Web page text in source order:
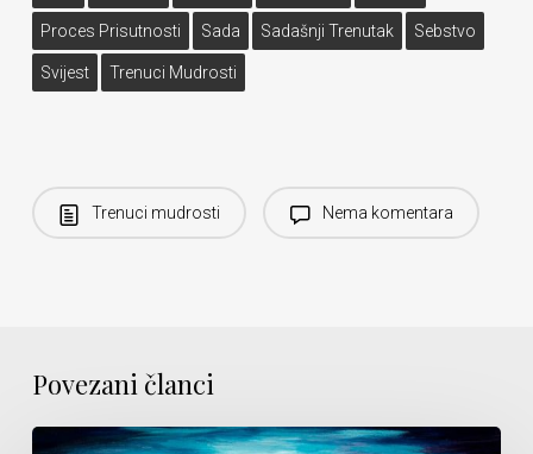
Proces Prisutnosti Sada Sadašnji Trenutak Sebstvo
Svijest Trenuci Mudrosti
Trenuci mudrosti Nema komentara
Povezani članci
Direktna